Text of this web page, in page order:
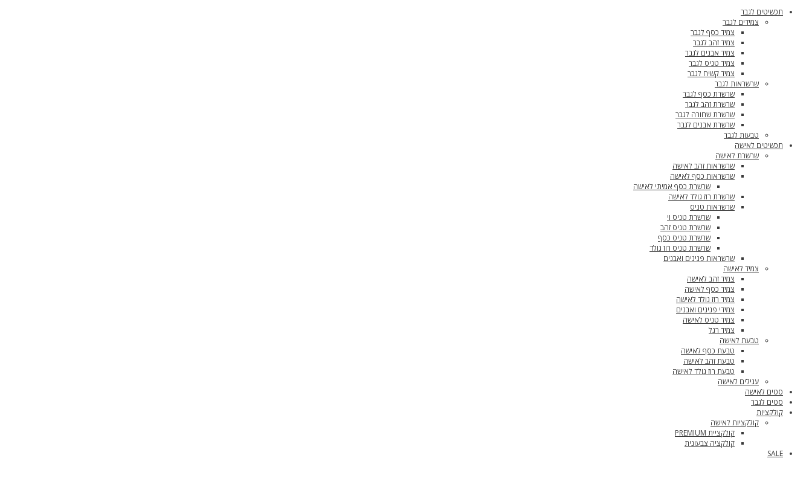
תכשיטים לגבר
צמידים לגבר
צמיד כסף לגבר
צמיד זהב לגבר
צמיד אבנים לגבר
צמיד טניס לגבר
צמיד קשיח לגבר
שרשראות לגבר
שרשרת כסף לגבר
שרשרת זהב לגבר
שרשרת שחורה לגבר
שרשרת אבנים לגבר
טבעות לגבר
תכשיטים לאישה
שרשרת לאישה
שרשראות זהב לאישה
שרשראות כסף לאישה
שרשרת כסף אמיתי לאישה
שרשרת רוז גולד לאישה
שרשראות טניס
שרשרת טניס וי
שרשרת טניס זהב
שרשרת טניס כסף
שרשרת טניס רוז גולד
שרשראות פנינים ואבנים
צמיד לאישה
צמיד זהב לאישה
צמיד כסף לאישה
צמיד רוז גולד לאישה
צמידי פנינים ואבנים
צמיד טניס לאישה
צמיד רגל
טבעת לאישה
טבעת כסף לאישה
טבעת זהב לאישה
טבעת רוז גולד לאישה
עגילים לאישה
סטים לאישה
סטים לגבר
קולקציות
קולקציות לאישה
קולקציית PREMIUM
קולקציה צבעונית
SALE